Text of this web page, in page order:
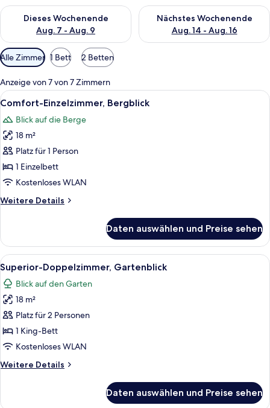
Dieses Wochenende
Aug. 7 - Aug. 9
Überprüfe die Verfügbarkeit für dieses Wochenende, Aug. 7
Nächstes Wochenende
Aug. 14 - Aug. 16
Überprüfe die Verfügbarkeit
Verfügbare
Filter
für
Zimmer
Alle Zimmer 1 Bett 2 Betten
Anzeige von 7 von 7 Zimmern
Alle
Fotos
für
Comfort-
Einzelzimmer,
Bergblick
anzeigen
Ein Zimmer mit einem Bett, einem
3
Comfort-Einzelzimmer, Bergblick
Blick auf die Berge
18 m²
Platz für 1 Person
1 Einzelbett
Kostenloses WLAN
Weitere Details
Weitere
Einzelzimmer,
Bergblick
Daten auswählen und Preise sehen
Alle
Fotos
für
Superior-
Doppelzimmer,
Gartenblick
anzeigen
Ein Hotelzimmer mit einem Bett,
7
Superior-Doppelzimmer, Gartenblick
Blick auf den Garten
18 m²
Platz für 2 Personen
1 King-Bett
Kostenloses WLAN
Weitere Details
Weitere
Daten auswählen und Preise sehen